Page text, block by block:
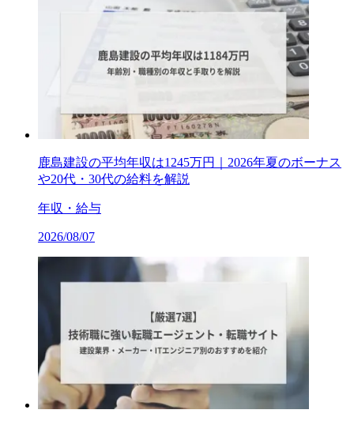
鹿島建設の平均年収は1245万円｜2026年夏のボーナス
や20代・30代の給料を解説
年収・給与
2026/08/07